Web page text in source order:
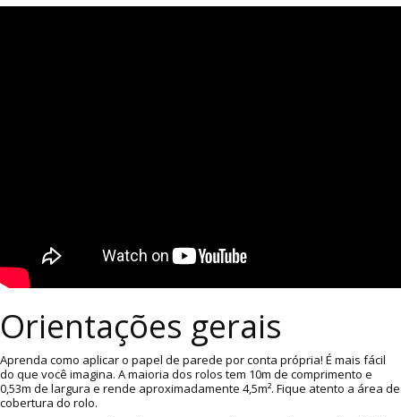
Orientações gerais
Aprenda como aplicar o papel de parede por conta própria! É mais fácil
do que você imagina. A maioria dos rolos tem 10m de comprimento e
0,53m de largura e rende aproximadamente 4,5m². Fique atento a área de
cobertura do rolo.